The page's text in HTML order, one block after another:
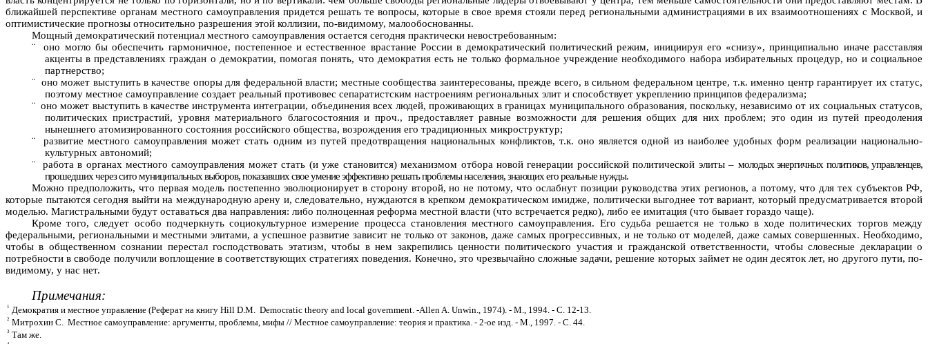
ближайшей перспективе органам местного самоуправления придется решать те вопросы, которые в свое время стояли перед региональными администрациями в их взаимоотношениях с Москвой, и
оптимистические прогнозы относительно разрешения этой коллизии, по-видимому, малообоснованны.
Мощный демократический потенциал местного самоуправления остается сегодня практически невостребованным:
¨
оно могло бы обеспечить гармоничное, постепенное и естественное врастание России в демократический политический режим, инициируя его «снизу», принципиально иначе расставляя
акценты в представлениях граждан о демократии, помогая понять, что демократия есть не только формальное учреждение необходимого набора избирательных процедур, но и социальное
партнерство;
¨ оно может выступить в качестве опоры для федеральной власти; местные сообщества заинтересованы, прежде всего, в сильном федеральном центре, т.к. именно центр гарантирует их статус,
поэтому местное самоуправление создает реальный противовес сепаратистским настроениям региональных элит и способствует укреплению принципов федерализма;
¨ оно может выступить в качестве инструмента интеграции, объединения всех людей, проживающих в границах муниципального образования, поскольку, независимо от их социальных статусов,
политических пристрастий, уровня материального благосостояния и проч., предоставляет равные возможности для решения общих для них проблем; это один из путей преодоления
нынешнего атомизированного состояния российского общества, возрождения его традиционных микроструктур;
¨
развитие местного самоуправления может стать одним из путей предотвращения национальных конфликтов, т.к. оно является одной из наиболее удобных форм реализации национально-
культурных автономий;
¨
работа в органах местного самоуправления может стать (и уже становится) механизмом отбора новой генерации российской политической элиты – молодых энергичных политиков, управленцев,
прошедших через сито муниципальных выборов, показавших свое умение эффективно решать проблемы населения, знающих его реальные нужды.
Можно предположить, что первая модель постепенно эволюционирует в сторону второй, но не потому, что ослабнут позиции руководства этих регионов, а потому, что для тех субъектов РФ,
которые пытаются сегодня выйти на международную арену и, следовательно, нуждаются в крепком демократическом имидже, политически выгоднее тот вариант, который предусматривается второй
моделью. Магистральными будут оставаться два направления: либо полноценная реформа местной власти (что встречается редко), либо ее имитация (что бывает гораздо чаще).
Кроме того, следует особо подчеркнуть социокультурное измерение процесса становления местного самоуправления. Его судьба решается не только в ходе политических торгов между
федеральными, региональными и местными элитами, а успешное развитие зависит не только от законов, даже самых прогрессивных, и не только от моделей, даже самых совершенных. Необходимо,
чтобы в общественном сознании перестал господствовать этатизм, чтобы в нем закрепились ценности политического участия и гражданской ответственности, чтобы словесные декларации о
потребности в свободе получили воплощение в соответствующих стратегиях поведения. Конечно, это чрезвычайно сложные задачи, решение которых займет не один десяток лет, но другого пути, по-
видимому, у нас нет.
Примечания:
1 Демократия и местное управление (Реферат на книгу Hill D.M. Democratic theory and local government. -Allen A. Unwin., 1974). - М ., 1994. - С . 12-13.
2 Митрохин С. Местное самоуправление: аргументы, проблемы, мифы // Местное самоуправление: теория и практика. - 2-ое изд. - М., 1997. - С. 44.
3 Там же.